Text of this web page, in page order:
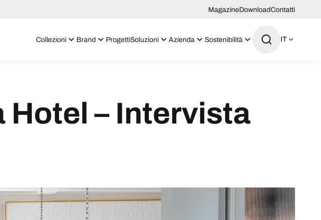
MagazineDownloadContatti
Collezioni Brand ProgettiSoluzioni Azienda Sostenibilità IT
Hotel – Intervista